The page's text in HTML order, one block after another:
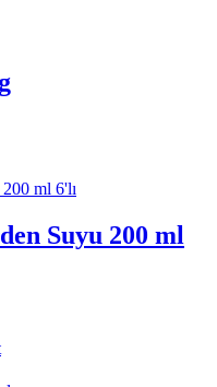
Suyu 200 ml